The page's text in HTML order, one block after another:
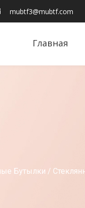
mubtf3@mubtf.com
Главная
Бутылки /